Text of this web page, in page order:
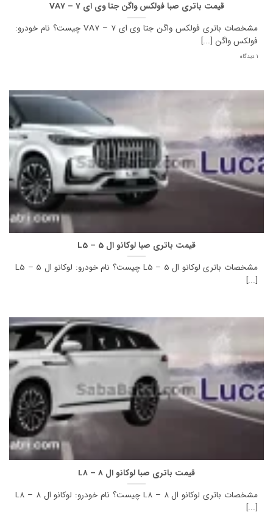
قیمت باتری صبا فولکس واگن جتا وی ای 7 – VA7
مشخصات باتری فولکس واگن جتا وی ای 7 – VA7 چیست؟ نام خودرو:
فولکس واگن [...]
1 دیدگاه
قیمت باتری صبا لوکانو ال 5 – L5
مشخصات باتری لوکانو ال 5 – L5 چیست؟ نام خودرو: لوکانو ال 5 – L5
[...]
قیمت باتری صبا لوکانو ال 8 – L8
مشخصات باتری لوکانو ال 8 – L8 چیست؟ نام خودرو: لوکانو ال 8 – L8
[...]